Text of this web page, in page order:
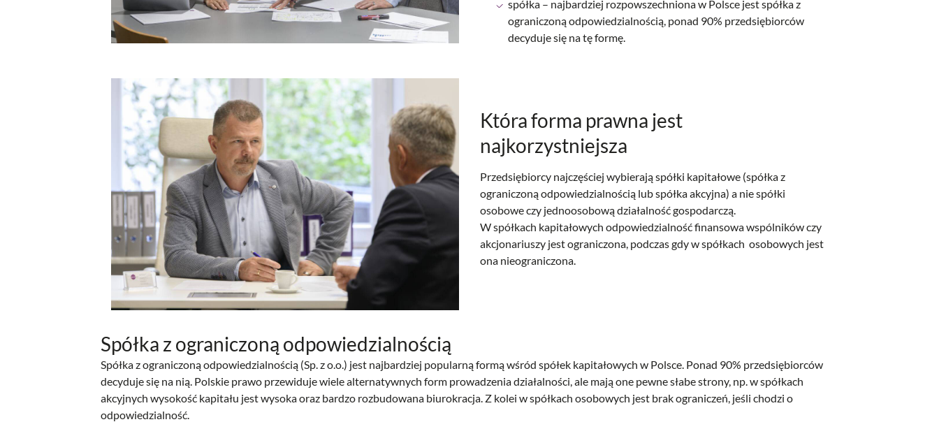
spółka – najbardziej rozpowszechniona w Polsce jest spółka z
ograniczoną odpowiedzialnością, ponad 90% przedsiębiorców
decyduje się na tę formę.
Która forma prawna jest
najkorzystniejsza
Przedsiębiorcy najczęściej wybierają spółki kapitałowe (spółka z
ograniczoną odpowiedzialnością lub spółka akcyjna) a nie spółki
osobowe czy jednoosobową działalność gospodarczą.
W spółkach kapitałowych odpowiedzialność finansowa wspólników czy
akcjonariuszy jest ograniczona, podczas gdy w spółkach osobowych jest
ona nieograniczona.
Spółka z ograniczoną odpowiedzialnością
Spółka z ograniczoną odpowiedzialnością (Sp. z o.o.) jest najbardziej popularną formą wśród spółek kapitałowych w Polsce. Ponad 90% przedsiębiorców
decyduje się na nią. Polskie prawo przewiduje wiele alternatywnych form prowadzenia działalności, ale mają one pewne słabe strony, np. w spółkach
akcyjnych wysokość kapitału jest wysoka oraz bardzo rozbudowana biurokracja. Z kolei w spółkach osobowych jest brak ograniczeń, jeśli chodzi o
odpowiedzialność.